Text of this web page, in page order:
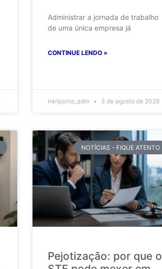
Administrar a jornada de trabalho
de uma única empresa já
CONTINUE LENDO »
mktponto_adm 3 de agosto de 2026
NOTÍCIAS - FIQUE ATENTO
Pejotização: por que o